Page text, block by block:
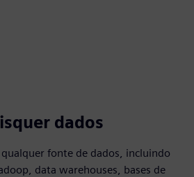
dados
fonte de dados, incluindo
data warehouses, bases de